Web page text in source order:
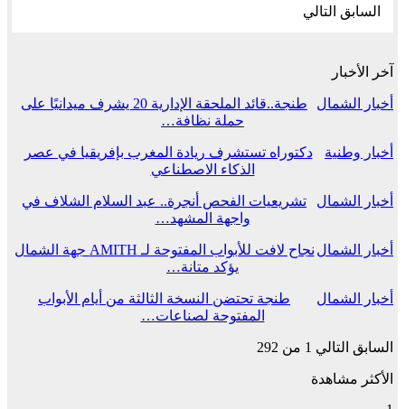
السابق التالي
آخر الأخبار
أخبار الشمال
طنجة..قائد الملحقة الإدارية 20 يشرف ميدانيًا على
حملة نظافة…
أخبار وطنية
دكتوراه تستشرف ريادة المغرب بإفريقيا في عصر
الذكاء الاصطناعي
أخبار الشمال
تشريعيات الفحص أنجرة.. عبد السلام الشلاف في
واجهة المشهد…
أخبار الشمال
نجاح لافت للأبواب المفتوحة لـ AMITH جهة الشمال
يؤكد متانة…
أخبار الشمال
طنجة تحتضن النسخة الثالثة من أيام الأبواب
المفتوحة لصناعات…
السابق التالي 1 من 292
الأكثر مشاهدة